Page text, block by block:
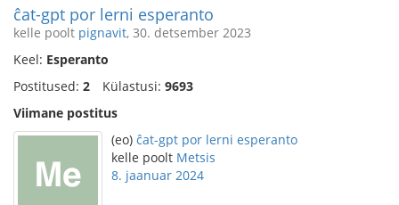
ĉat-gpt por lerni esperanto
kelle poolt pignavit, 30. detsember 2023
Keel: Esperanto
Postitused: 2 Külastusi: 9693
Viimane postitus
(eo) ĉat-gpt por lerni esperanto
kelle poolt Metsis
8. jaanuar 2024